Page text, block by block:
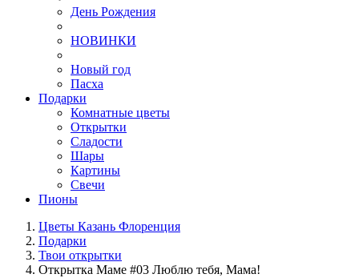
День Рождения
НОВИНКИ
Новый год
Пасха
Подарки
Комнатные цветы
Открытки
Сладости
Шары
Картины
Свечи
Пионы
Цветы Казань Флоренция
Подарки
Твои открытки
Открытка Маме #03 Люблю тебя, Мама!